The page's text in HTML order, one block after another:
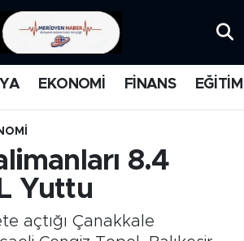
EKONOMİ FİNANS EĞİTİM
8.4
Yuttu
açtığı Çanakkale
Durumu ve Fikstür